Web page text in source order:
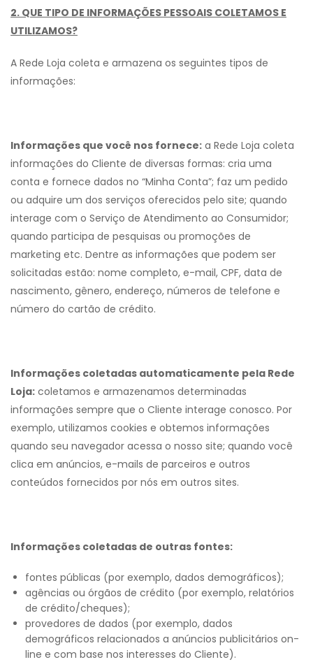
2. QUE TIPO DE INFORMAÇÕES PESSOAIS COLETAMOS E
UTILIZAMOS?
A Rede Loja coleta e armazena os seguintes tipos de
informações:
Informações que você nos fornece: a Rede Loja coleta
informações do Cliente de diversas formas: cria uma
conta e fornece dados no “Minha Conta”; faz um pedido
ou adquire um dos serviços oferecidos pelo site; quando
interage com o Serviço de Atendimento ao Consumidor;
quando participa de pesquisas ou promoções de
marketing etc. Dentre as informações que podem ser
solicitadas estão: nome completo, e-mail, CPF, data de
nascimento, gênero, endereço, números de telefone e
número do cartão de crédito.
Informações coletadas automaticamente pela Rede
Loja: coletamos e armazenamos determinadas
informações sempre que o Cliente interage conosco. Por
exemplo, utilizamos cookies e obtemos informações
quando seu navegador acessa o nosso site; quando você
clica em anúncios, e-mails de parceiros e outros
conteúdos fornecidos por nós em outros sites.
Informações coletadas de outras fontes:
fontes públicas (por exemplo, dados demográficos);
agências ou órgãos de crédito (por exemplo, relatórios
de crédito/cheques);
provedores de dados (por exemplo, dados
demográficos relacionados a anúncios publicitários on-
line e com base nos interesses do Cliente).